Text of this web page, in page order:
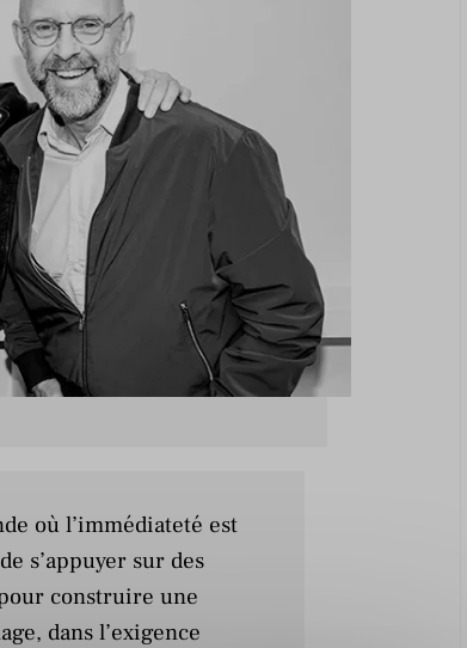
où l’immédiateté est
s’appuyer sur des
construire une
dans l’exigence